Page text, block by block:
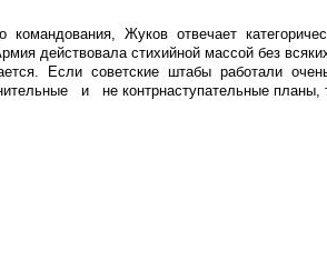
Жуков отвечает
действовала стихийной массой без
Если советские штабы работали
и не контрнаступательные планы,